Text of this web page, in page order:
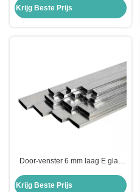
0,3 mm/0,315 mm Dikte legering
Krijg Beste Prijs
Door-venster 6 mm laag E glas
dubbel geglazuurd geïsoleerd
Krijg Beste Prijs